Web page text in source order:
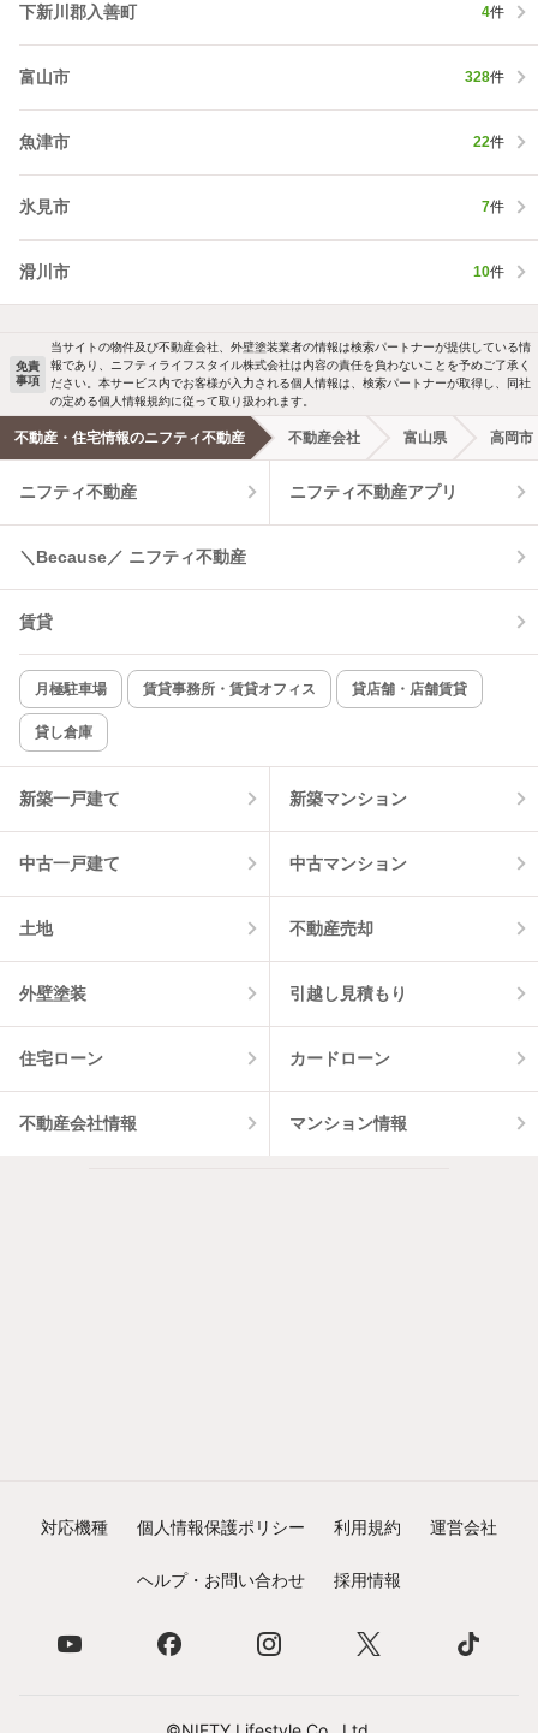
下新川郡入善町 4件
富山市 328件
魚津市 22件
氷見市 7件
滑川市 10件
免責
事項
当サイトの物件及び不動産会社、外壁塗装業者の情報は検索パートナーが提供している情
報であり、ニフティライフスタイル株式会社は内容の責任を負わないことを予めご了承く
ださい。本サービス内でお客様が入力される個人情報は、検索パートナーが取得し、同社
の定める個人情報規約に従って取り扱われます。
不動産・住宅情報のニフティ不動産 不動産会社 富山県 高岡市
ニフティ不動産 ニフティ不動産アプリ
＼Because／ ニフティ不動産
賃貸
月極駐車場 賃貸事務所・賃貸オフィス 貸店舗・店舗賃貸
貸し倉庫
新築一戸建て 新築マンション
中古一戸建て 中古マンション
土地 不動産売却
外壁塗装 引越し見積もり
住宅ローン カードローン
不動産会社情報 マンション情報
対応機種 個人情報保護ポリシー 利用規約 運営会社
ヘルプ・お問い合わせ 採用情報